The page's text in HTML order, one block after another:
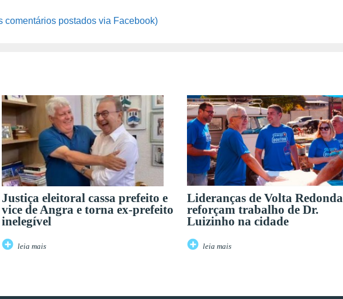
postados via Facebook)
Justiça eleitoral cassa prefeito e
vice de Angra e torna ex-prefeito
inelegível
leia mais
Lideranças de Volta Redonda
reforçam trabalho de Dr.
Luizinho na cidade
leia mais